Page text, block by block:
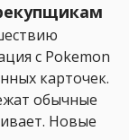
с Pokemon
карточек.
обычные
Новые